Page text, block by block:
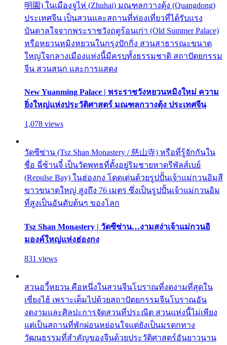
明園) ในเมืองจูไห่ (Zhuhai) มณฑลกวางตุ้ง (Quangdong)
ประเทศจีน เป็นสวนและสถานที่ท่องเที่ยวที่ได้รับแรง
บันดาลใจจากพระราชวังฤดูร้อนเก่า (Old Summer Palace)
หรือหยวนหมิงหยวนในกรุงปักกิ่ง สวนสาธารณะขนาด
ใหญ่ใจกลางเมืองแห่งนี้มีครบทั้งธรรมชาติ สถาปัตยกรรม
จีน สวนสนุก และการแสดง
New Yuanming Palace | พระราชวังหยวนหมิงใหม่ ความ
ยิ่งใหญ่แห่งประวัติศาสตร์ มณฑลกวางตุ้ง ประเทศจีน
1,078 views
วัดซีซ่าน (Tsz Shan Monastery / 慈山寺) หรือที่รู้จักกันใน
ชื่อ ฉี่ซ้านจี๋ เป็นวัดพุทธที่ตั้งอยู่ริมชายหาดรีพัลส์เบย์
(Repulse Bay) ในฮ่องกง โดดเด่นด้วยรูปปั้นเจ้าแม่กวนอิมสี
ขาวขนาดใหญ่ สูงถึง 76 เมตร ซึ่งเป็นรูปปั้นเจ้าแม่กวนอิม
ที่สูงเป็นอันดับต้นๆ ของโลก
Tsz Shan Monastery | วัดซีซ่าน…งามสง่าเจ้าแม่กวนอิ
มองค์ใหญ่แห่งฮ่องกง
831 views
สวนอวี้หยวน คือหนึ่งในสวนจีนโบราณที่งดงามที่สุดใน
เซี่ยงไฮ้ เพราะเต็มไปด้วยสถาปัตยกรรมจีนโบราณอัน
งดงามและศิลปะการจัดสวนที่ประณีต สวนแห่งนี้ไม่เพียง
แต่เป็นสถานที่พักผ่อนหย่อนใจแต่ยังเป็นมรดกทาง
วัฒนธรรมที่สำคัญของจีนด้วยประวัติศาสตร์อันยาวนาน